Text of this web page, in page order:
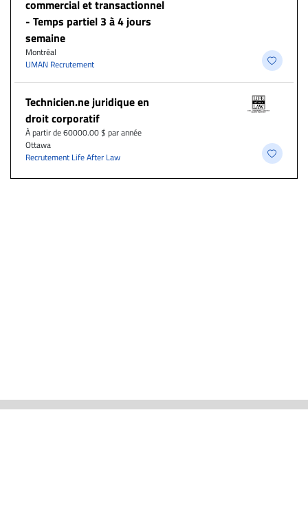
commercial et transactionnel
- Temps partiel 3 à 4 jours
semaine
Montréal
UMAN Recrutement
Technicien.ne juridique en
droit corporatif
À partir de 60000.00 $ par année
Ottawa
Recrutement Life After Law